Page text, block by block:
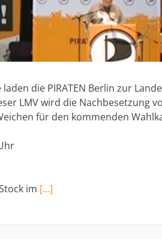
die PIRATEN Berlin zur
LMV wird die Nachbesetzung
für den kommenden
im […]